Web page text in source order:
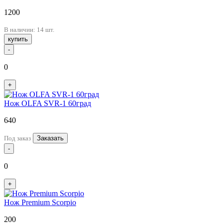
1200
В наличии: 14 шт.
купить
-
0
+
Нож OLFA SVR-1 60град
640
Под заказ
Заказать
-
0
+
Нож Premium Scorpio
200